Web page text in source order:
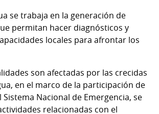
se trabaja en la generación de
permitan hacer diagnósticos y
locales para afrontar los
son afectadas por las crecidas
en el marco de la participación de
Sistema Nacional de Emergencia, se
relacionadas con el